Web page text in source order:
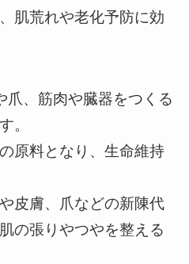
肌荒れや老化予防に効
爪、筋肉や臓器をつくる
。
原料となり、生命維持
皮膚、爪などの新陳代
の張りやつやを整える